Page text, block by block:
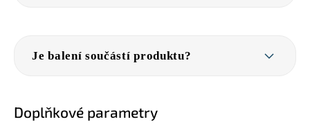
Je balení součástí produktu?
Doplňkové parametry